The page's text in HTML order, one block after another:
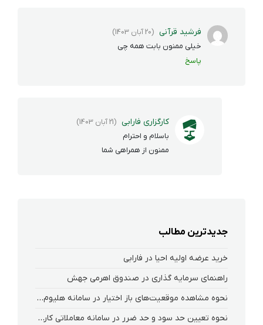
فرشید قرآنی (20 آبان 1403)
خیلی ممنون بابت همه چی
پاسخ
کارگزاری فارابی (21 آبان 1403)
باسلام و احترام
ممنون از همراهی شما
جدیدترین مطالب
خرید عرضه اولیه احیا در فارابی
راهنمای سرمایه گذاری در صندوق اهرمی جهش
نحوه‌ مشاهده‌ موقعیت‌های باز اختیار در سامانه هلیوم و نکست
نحوه تعیین حد سود و حد ضرر در سامانه معاملاتی کارگزاری فارابی